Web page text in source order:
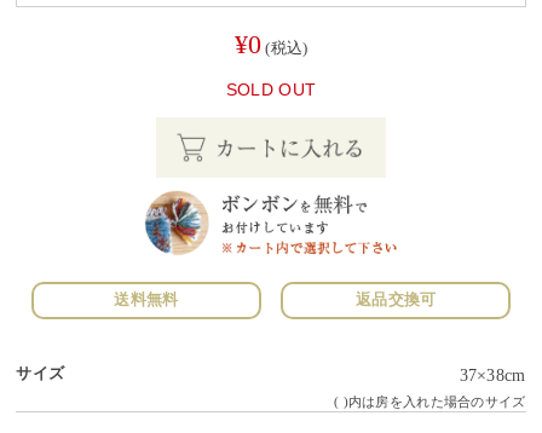
¥0 (税込)
SOLD OUT
送料無料 返品交換可
サイズ 37×38cm
( )内は房を入れた場合のサイズ